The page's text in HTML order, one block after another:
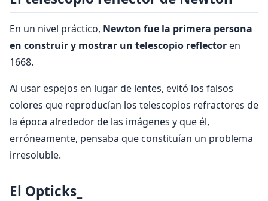
En un nivel práctico, Newton fue la primera persona
en construir y mostrar un telescopio reflector en
1668.
Al usar espejos en lugar de lentes, evitó los falsos
colores que reproducían los telescopios refractores de
la época alrededor de las imágenes y que él,
erróneamente, pensaba que constituían un problema
irresoluble.
El Opticks_